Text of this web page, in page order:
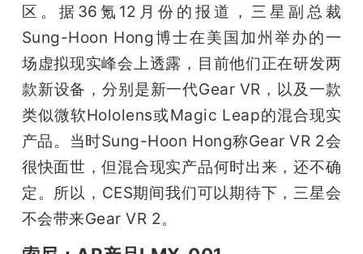
区。据36氪12月份的报道，三星副总裁
Sung-Hoon Hong博士在美国加州举办的一
场虚拟现实峰会上透露，目前他们正在研发两
款新设备，分别是新一代Gear VR，以及一款
类似微软Hololens或Magic Leap的混合现实
产品。当时Sung-Hoon Hong称Gear VR 2会
很快面世，但混合现实产品何时出来，还不确
定。所以，CES期间我们可以期待下，三星会
不会带来Gear VR 2。